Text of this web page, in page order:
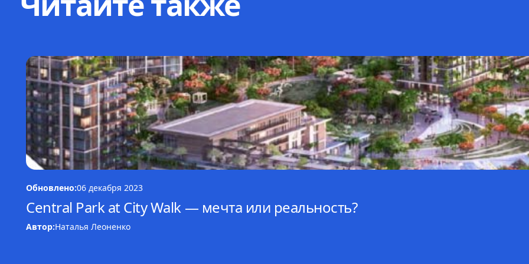
Обновлено:06 декабря 2023
Central Park at City Walk — мечта или реальность?
Автор:Наталья Леоненко